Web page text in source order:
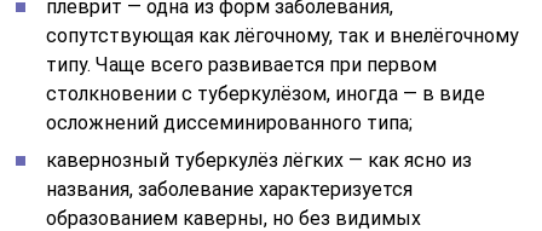
плеврит — одна из форм заболевания,
сопутствующая как лёгочному, так и внелёгочному
типу. Чаще всего развивается при первом
столкновении с туберкулёзом, иногда — в виде
осложнений диссеминированного типа;
кавернозный туберкулёз лёгких — как ясно из
названия, заболевание характеризуется
образованием каверны, но без видимых